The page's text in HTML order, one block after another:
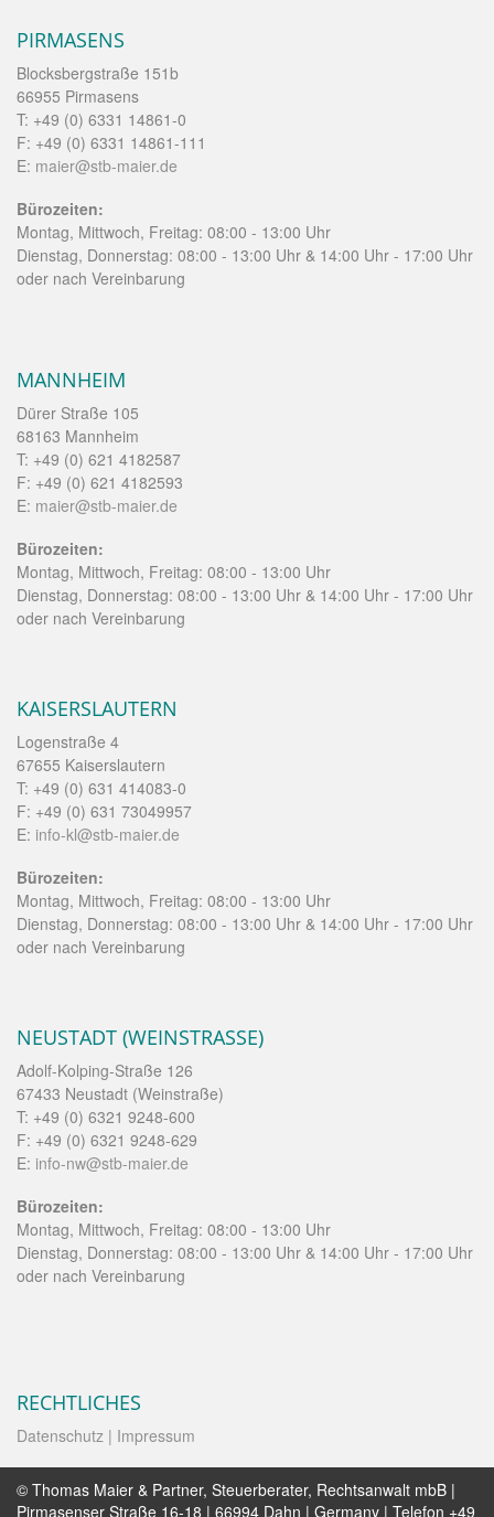
PIRMASENS
Blocksbergstraße 151b
66955 Pirmasens
T: +49 (0) 6331 14861-0
F: +49 (0) 6331 14861-111
E: maier@stb-maier.de
Bürozeiten:
Montag, Mittwoch, Freitag: 08:00 - 13:00 Uhr
Dienstag, Donnerstag: 08:00 - 13:00 Uhr & 14:00 Uhr - 17:00 Uhr
oder nach Vereinbarung
MANNHEIM
Dürer Straße 105
68163 Mannheim
T: +49 (0) 621 4182587
F: +49 (0) 621 4182593
E: maier@stb-maier.de
Bürozeiten:
Montag, Mittwoch, Freitag: 08:00 - 13:00 Uhr
Dienstag, Donnerstag: 08:00 - 13:00 Uhr & 14:00 Uhr - 17:00 Uhr
oder nach Vereinbarung
KAISERSLAUTERN
Logenstraße 4
67655 Kaiserslautern
T: +49 (0) 631 414083-0
F: +49 (0) 631 73049957
E: info-kl@stb-maier.de
Bürozeiten:
Montag, Mittwoch, Freitag: 08:00 - 13:00 Uhr
Dienstag, Donnerstag: 08:00 - 13:00 Uhr & 14:00 Uhr - 17:00 Uhr
oder nach Vereinbarung
NEUSTADT (WEINSTRASSE)
Adolf-Kolping-Straße 126
67433 Neustadt (Weinstraße)
T: +49 (0) 6321 9248-600
F: +49 (0) 6321 9248-629
E: info-nw@stb-maier.de
Bürozeiten:
Montag, Mittwoch, Freitag: 08:00 - 13:00 Uhr
Dienstag, Donnerstag: 08:00 - 13:00 Uhr & 14:00 Uhr - 17:00 Uhr
oder nach Vereinbarung
RECHTLICHES
Datenschutz | Impressum
© Thomas Maier & Partner, Steuerberater, Rechtsanwalt mbB |
Pirmasenser Straße 16-18 | 66994 Dahn | Germany | Telefon +49